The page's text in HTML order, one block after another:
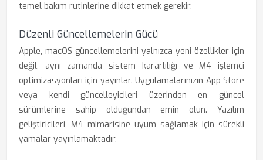
temel bakım rutinlerine dikkat etmek gerekir.
Düzenli Güncellemelerin Gücü
Apple, macOS güncellemelerini yalnızca yeni özellikler için
değil, aynı zamanda sistem kararlılığı ve M4 işlemci
optimizasyonları için yayınlar. Uygulamalarınızın App Store
veya kendi güncelleyicileri üzerinden en güncel
sürümlerine sahip olduğundan emin olun. Yazılım
geliştiricileri, M4 mimarisine uyum sağlamak için sürekli
yamalar yayınlamaktadır.